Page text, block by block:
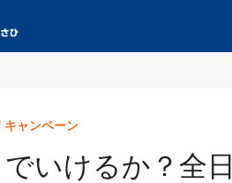
キャンペーン
でいけるか？全